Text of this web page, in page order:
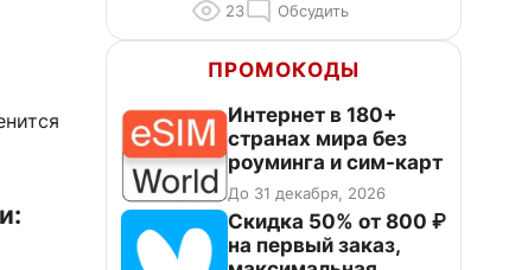
23 Обсудить
ПРОМОКОДЫ
Интернет в 180+
странах мира без
роуминга и сим-карт
До 31 декабря, 2026
Скидка 50% от 800 ₽
на первый заказ,